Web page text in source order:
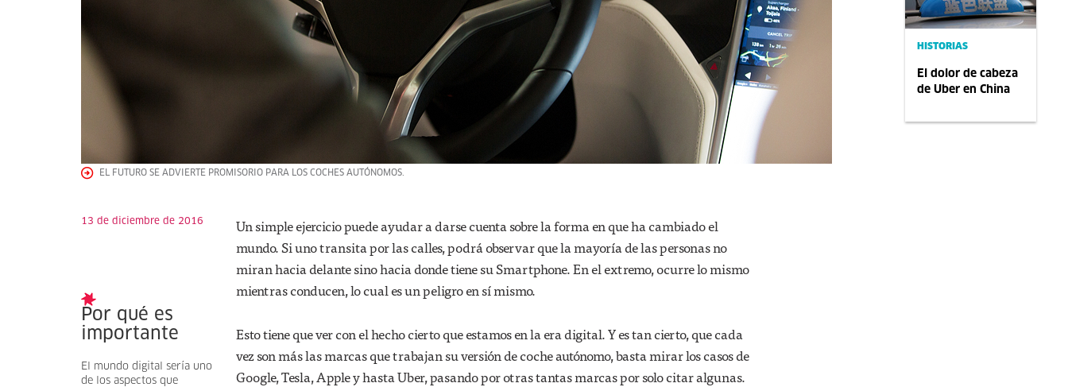
HISTORIAS
El dolor de cabeza
de Uber en China
EL FUTURO SE ADVIERTE PROMISORIO PARA LOS COCHES AUTÓNOMOS.
13 de diciembre de 2016
Por qué es
importante
El mundo digital sería uno
de los aspectos que
Un simple ejercicio puede ayudar a darse cuenta sobre la forma en que ha cambiado el
mundo. Si uno transita por las calles, podrá observar que la mayoría de las personas no
miran hacia delante sino hacia donde tiene su Smartphone. En el extremo, ocurre lo mismo
mientras conducen, lo cual es un peligro en sí mismo.
Esto tiene que ver con el hecho cierto que estamos en la era digital. Y es tan cierto, que cada
vez son más las marcas que trabajan su versión de coche autónomo, basta mirar los casos de
Google, Tesla, Apple y hasta Uber, pasando por otras tantas marcas por solo citar algunas.